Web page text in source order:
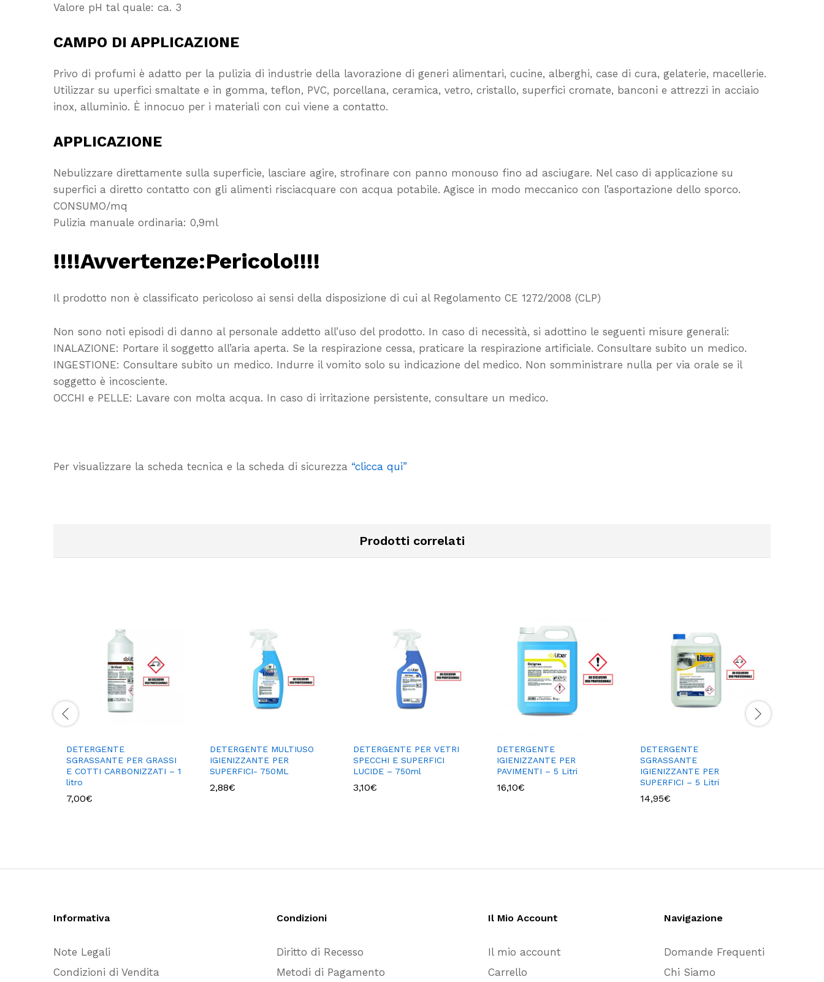
Valore pH tal quale: ca. 3
CAMPO DI APPLICAZIONE
Privo di profumi è adatto per la pulizia di industrie della lavorazione di generi alimentari, cucine, alberghi, case di cura, gelaterie, macellerie.
Utilizzar su uperfici smaltate e in gomma, teflon, PVC, porcellana, ceramica, vetro, cristallo, superfici cromate, banconi e attrezzi in acciaio
inox, alluminio. È innocuo per i materiali con cui viene a contatto.
APPLICAZIONE
Nebulizzare direttamente sulla superficie, lasciare agire, strofinare con panno monouso fino ad asciugare. Nel caso di applicazione su
superfici a diretto contatto con gli alimenti risciacquare con acqua potabile. Agisce in modo meccanico con l’asportazione dello sporco.
CONSUMO/mq
Pulizia manuale ordinaria: 0,9ml
!!!!Avvertenze:Pericolo!!!!
Il prodotto non è classificato pericoloso ai sensi della disposizione di cui al Regolamento CE 1272/2008 (CLP)
Non sono noti episodi di danno al personale addetto all’uso del prodotto. In caso di necessità, si adottino le seguenti misure generali:
INALAZIONE: Portare il soggetto all’aria aperta. Se la respirazione cessa, praticare la respirazione artificiale. Consultare subito un medico.
INGESTIONE: Consultare subito un medico. Indurre il vomito solo su indicazione del medico. Non somministrare nulla per via orale se il
soggetto è incosciente.
OCCHI e PELLE: Lavare con molta acqua. In caso di irritazione persistente, consultare un medico.
Per visualizzare la scheda tecnica e la scheda di sicurezza “clicca qui”
Prodotti correlati
DETERGENTE
SGRASSANTE PER GRASSI
E COTTI CARBONIZZATI – 1
litro
7,00€
DETERGENTE MULTIUSO
IGIENIZZANTE PER
SUPERFICI- 750ML
2,88€
DETERGENTE PER VETRI
SPECCHI E SUPERFICI
LUCIDE – 750ml
3,10€
DETERGENTE
IGIENIZZANTE PER
PAVIMENTI – 5 Litri
16,10€
DETERGENTE
SGRASSANTE
IGIENIZZANTE PER
SUPERFICI – 5 Litri
14,95€
Informativa
Note Legali
Condizioni di Vendita
Condizioni
Diritto di Recesso
Metodi di Pagamento
Il Mio Account
Il mio account
Carrello
Navigazione
Domande Frequenti
Chi Siamo